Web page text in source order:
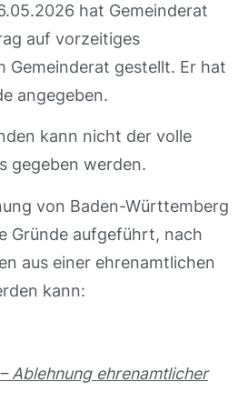
hat Gemeinderat
auf vorzeitiges
Gemeinderat gestellt. Er hat
angegeben.
kann nicht der volle
gegeben werden.
von Baden-Württemberg
Gründe aufgeführt, nach
aus einer ehrenamtlichen
kann:
Ablehnung ehrenamtlicher